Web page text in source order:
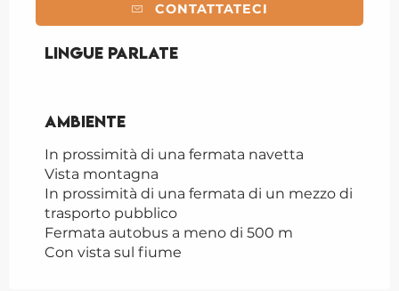
CONTATTATECI
Lingue parlate
Lingue parlate
Ambiente
Ambiente
In prossimità di una fermata navetta
Vista montagna
In prossimità di una fermata di un mezzo di
trasporto pubblico
Fermata autobus a meno di 500 m
Con vista sul fiume